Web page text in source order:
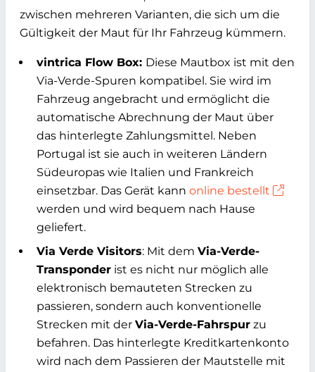
zwischen mehreren Varianten, die sich um die
Gültigkeit der Maut für Ihr Fahrzeug kümmern.
vintrica Flow Box: Diese Mautbox ist mit den
Via-Verde-Spuren kompatibel. Sie wird im
Fahrzeug angebracht und ermöglicht die
automatische Abrechnung der Maut über
das hinterlegte Zahlungsmittel. Neben
Portugal ist sie auch in weiteren Ländern
Südeuropas wie Italien und Frankreich
einsetzbar. Das Gerät kann online bestellt
werden und wird bequem nach Hause
geliefert.
Via Verde Visitors: Mit dem Via-Verde-
Transponder ist es nicht nur möglich alle
elektronisch bemauteten Strecken zu
passieren, sondern auch konventionelle
Strecken mit der Via-Verde-Fahrspur zu
befahren. Das hinterlegte Kreditkartenkonto
wird nach dem Passieren der Mautstelle mit